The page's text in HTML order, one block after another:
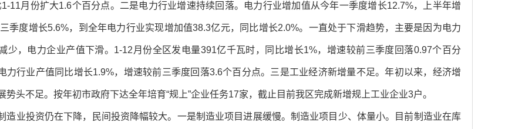
11月份扩大1.6个百分点。二是电力行业增速持续回落。电力行业增加值从今年一季度增长12.7%，上半年增
季度增长5.6%，到全年电力行业实现增加值38.3亿元，同比增长2.0%。一直处于下滑趋势，主要是因为电力
少，电力企业产值下滑。1-12月份全区发电量391亿千瓦时，同比增长1%，增速较前三季度回落0.97个百分
力行业产值同比增长1.9%，增速较前三季度回落3.6个百分点。三是工业经济新增量不足。年初以来，经济增
势头不足。按年初市政府下达全年培育“规上”企业任务17家，截止目前我区完成新增规上工业企业3户。
造业投资仍在下降，民间投资降幅较大。一是制造业项目进展缓慢。制造业项目少、体量小。目前制造业在库